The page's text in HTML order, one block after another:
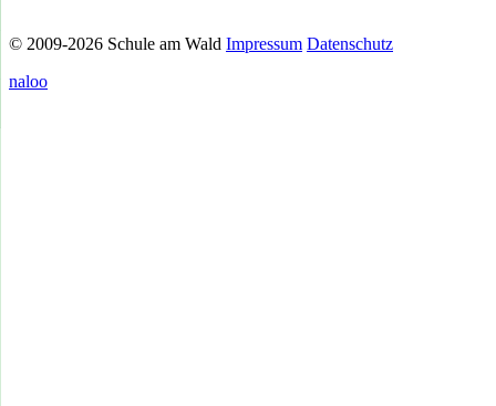
© 2009-2026 Schule am Wald Impressum Datenschutz
naloo